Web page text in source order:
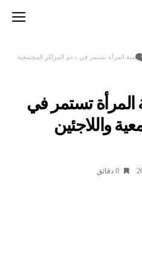
المرأة تستمر في دعم المراكز المجتمعية
المرأة تستمر في
واللاجئين
0 ‫دقائق‬